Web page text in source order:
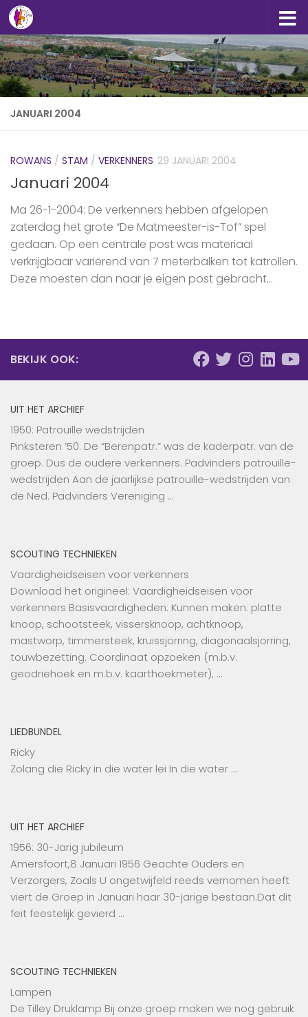
Doorgaan naar inhoud
JANUARI 2004
ROWANS / STAM / VERKENNERS 29 JANUARI 2004
Januari 2004
Ma 26-1-2004: De verkenners hebben afgelopen
zaterdag het grote “De Matmeester-is-Tof” spel
gedaan. Op een centrale post was materiaal
verkrijgbaar variërend van 7 meterbalken tot katrollen.
Deze moesten dan naar je eigen post gebracht...
BEKIJK OOK:
UIT HET ARCHIEF
1950: Patrouille wedstrijden
Pinksteren ’50. De “Berenpatr.” was de kaderpatr. van de
groep. Dus de oudere verkenners. Padvinders patrouille-
wedstrijden Aan de jaarlijkse patrouille-wedstrijden van
de Ned. Padvinders Vereniging …
SCOUTING TECHNIEKEN
Vaardigheidseisen voor verkenners
Download het origineel: Vaardigheidseisen voor
verkenners Basisvaardigheden: Kunnen maken: platte
knoop, schootsteek, vissersknoop, achtknoop,
mastworp, timmersteek, kruissjorring, diagonaalsjorring,
touwbezetting. Coordinaat opzoeken (m.b.v.
geodriehoek en m.b.v. kaarthoekmeter), …
LIEDBUNDEL
Ricky
Zolang die Ricky in die water lei In die water …
UIT HET ARCHIEF
1956: 30-Jarig jubileum
Amersfoort,8 Januari 1956 Geachte Ouders en
Verzorgers, Zoals U ongetwijfeld reeds vernomen heeft
viert de Groep in Januari haar 30-jarige bestaan.Dat dit
feit feestelijk gevierd …
SCOUTING TECHNIEKEN
Lampen
De Tilley Druklamp Bij onze groep maken we nog gebruik